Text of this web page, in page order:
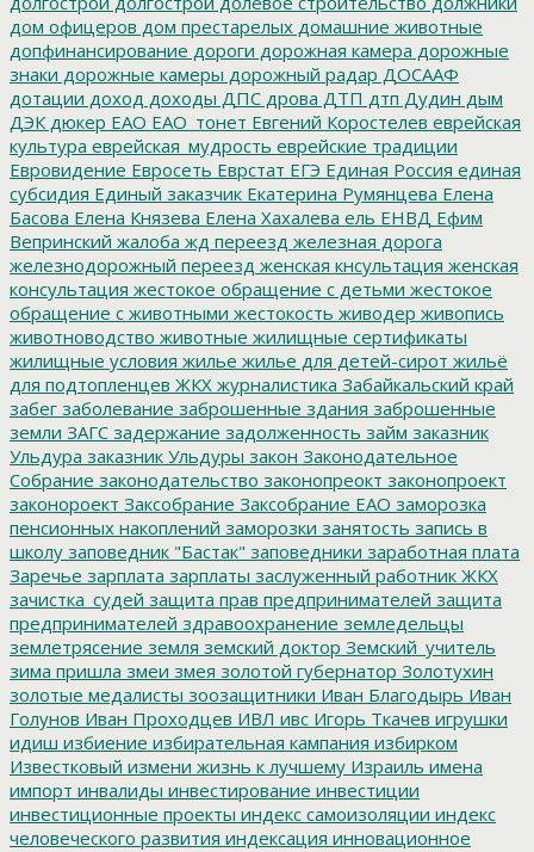
дом офицеров дом престарелых домашние животные
допфинансирование дороги дорожная камера дорожные
знаки дорожные камеры дорожный радар ДОСААФ
дотации доход доходы ДПС дрова ДТП дтп Дудин дым
ДЭК дюкер ЕАО ЕАО_тонет Евгений Коростелев еврейская
культура еврейская_мудрость еврейские традиции
Евровидение Евросеть Еврстат ЕГЭ Единая Россия единая
субсидия Единый заказчик Екатерина Румянцева Елена
Басова Елена Князева Елена Хахалева ель ЕНВД Ефим
Вепринский жалоба жд переезд железная дорога
железнодорожный переезд женская кнсультация женская
консультация жестокое обращение с детьми жестокое
обращение с животными жестокость живодер живопись
животноводство животные жилищные сертификаты
жилищные условия жилье жилье для детей-сирот жильё
для подтопленцев ЖКХ журналистика Забайкальский край
забег заболевание заброшенные здания заброшенные
земли ЗАГС задержание задолженность займ заказник
Ульдура заказник Ульдуры закон Законодательное
Собрание законодательство законопреокт законопроект
законороект Заксобрание Заксобрание ЕАО заморозка
пенсионных накоплений заморозки занятость запись в
школу заповедник "Бастак" заповедники заработная плата
Заречье зарплата зарплаты заслуженный работник ЖКХ
зачистка_судей защита прав предпринимателей защита
предпринимателей здравоохранение земледельцы
землетрясение земля земский доктор Земский_учитель
зима пришла змеи змея золотой губернатор Золотухин
золотые медалисты зоозащитники Иван Благодырь Иван
Голунов Иван Проходцев ИВЛ ивс Игорь Ткачев игрушки
идиш избиение избирательная кампания избирком
Известковый измени жизнь к лучшему Израиль имена
импорт инвалиды инвестирование инвестиции
инвестиционные проекты индекс самоизоляции индекс
человеческого развития индексация инновационное